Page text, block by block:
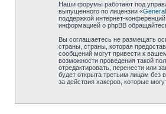
Наши форумы работают под
выпущенного по лицензии «
поддержкой интернет-
информацией о phpBB
Вы соглашаетесь не размещать
страны, страны, которая
сообщений могут привести к
возможности проведения
отредактировать, перенести или
будет открыта третьим лицам
за действия хакеров, которые